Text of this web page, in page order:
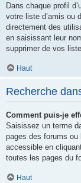
Dans chaque profil
votre liste d’amis ou
directement des
en saisissant leur
supprimer de vos
Haut
Recherche
Comment puis-je
Saisissez un terme
pages des forums
accessible en
toutes les pages du
Haut